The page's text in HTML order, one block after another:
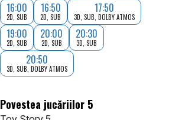
16:00
2D, SUB
16:50
2D, SUB
17:50
3D, SUB, DOLBY ATMOS
19:00
2D, SUB
20:00
2D, SUB
20:30
3D, SUB
20:50
3D, SUB, DOLBY ATMOS
Povestea jucăriilor 5